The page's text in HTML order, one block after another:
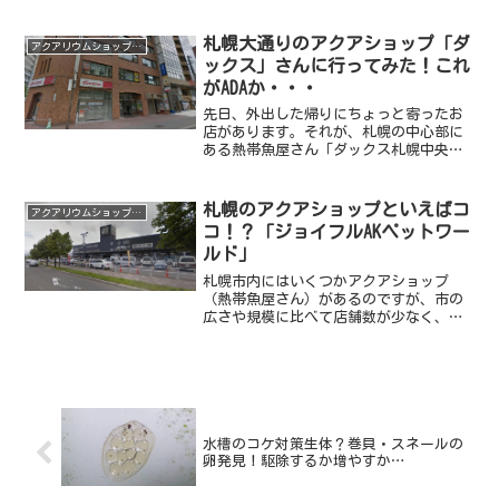
ョップ「森羅万象」さんに伺いました。
名前からは熱帯魚屋さんと...
アクアリウムショップ情報
札幌大通りのアクアショップ「ダ
ックス」さんに行ってみた！これ
がADAか・・・
先日、外出した帰りにちょっと寄ったお
店があります。それが、札幌の中心部に
ある熱帯魚屋さん「ダックス札幌中央
頃からかハンズから見かけなくなって、
どこかに移転されたのかなぁ...
アクアリウムショップ情報
札幌のアクアショップといえばコ
コ！？「ジョイフルAKペットワー
ルド」
札幌市内にはいくつかアクアショップ
（熱帯魚屋さん）があるのですが、市の
広さや規模に比べて店舗数が少なく、１
水槽のコケ対策生体？巻貝・スネールの
卵発見！駆除するか増やすか…